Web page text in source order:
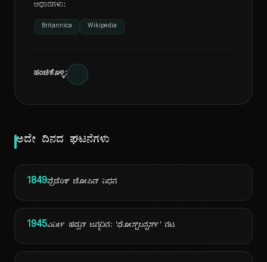
ಆಧಾರಗಳು:
Britannica Wikipedia
ಹಂಚಿಕೊಳ್ಳಿ:
ಅದೇ ದಿನದ ಘಟನೆಗಳು
1849ಫ್ರೆಡೆರಿಕ್ ಚೋಪಿನ್ ನಿಧನ
1945ಎರ್ನೀ ಹಡ್ಸನ್ ಜನ್ಮದಿನ: 'ಘೋಸ್ಟ್‌ಬಸ್ಟರ್ಸ್' ನಟ